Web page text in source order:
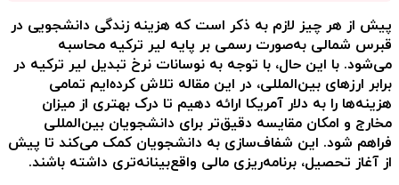
پیش از هر چیز لازم به ذکر است که هزینه زندگی دانشجویی در
قبرس شمالی به‌صورت رسمی بر پایه لیر ترکیه محاسبه
می‌شود. با این حال، با توجه به نوسانات نرخ تبدیل لیر ترکیه در
برابر ارزهای بین‌المللی، در این مقاله تلاش کرده‌ایم تمامی
هزینه‌ها را به دلار آمریکا ارائه دهیم تا درک بهتری از میزان
مخارج و امکان مقایسه دقیق‌تر برای دانشجویان بین‌المللی
فراهم شود. این شفاف‌سازی به دانشجویان کمک می‌کند تا پیش
از آغاز تحصیل، برنامه‌ریزی مالی واقع‌بینانه‌تری داشته باشند.